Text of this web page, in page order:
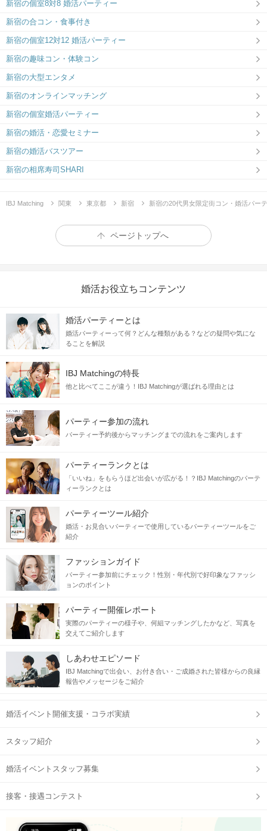
新宿の個室8対8 婚活パーティー
新宿の合コン・食事付き
新宿の個室12対12 婚活パーティー
新宿の趣味コン・体験コン
新宿の大型エンタメ
新宿のオンラインマッチング
新宿の個室婚活パーティー
新宿の婚活・恋愛セミナー
新宿の婚活バスツアー
新宿の相席寿司SHARI
IBJ Matching 関東 東京都 新宿 新宿の20代男女限定街コン・婚活パー
ページトップへ
婚活お役立ちコンテンツ
婚活パーティーとは
婚活パーティーって何？どんな種類がある？などの疑問や気にな
ることを解説
IBJ Matchingの特長
他と比べてここが違う！IBJ Matchingが選ばれる理由とは
パーティー参加の流れ
パーティー予約後からマッチングまでの流れをご案内します
パーティーランクとは
「いいね」をもらうほど出会いが広がる！？IBJ Matchingのパーテ
ィーランクとは
パーティーツール紹介
婚活・お見合いパーティーで使用しているパーティーツールをご
紹介
ファッションガイド
パーティー参加前にチェック！性別・年代別で好印象なファッシ
ョンのポイント
パーティー開催レポート
実際のパーティーの様子や、何組マッチングしたかなど、写真を
交えてご紹介します
しあわせエピソード
IBJ Matchingで出会い、お付き合い・ご成婚された皆様からの良縁
報告やメッセージをご紹介
婚活イベント開催支援・コラボ実績
スタッフ紹介
婚活イベントスタッフ募集
接客・接遇コンテスト